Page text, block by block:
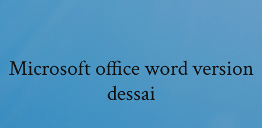
Microsoft office word version
dessai